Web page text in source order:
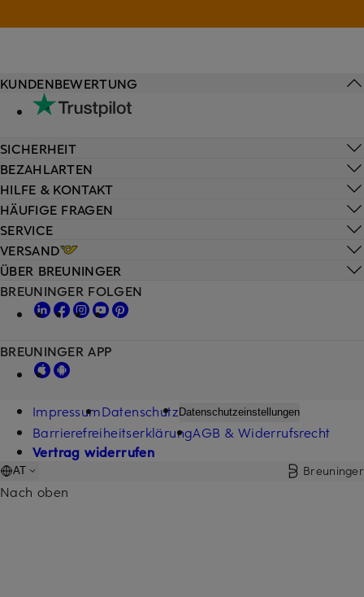
HILFE & KONTAKT
HÄUFIGE FRAGEN
SERVICE
VERSAND
KUNDENBEWERTUNG
SICHERHEIT
BEZAHLARTEN
ÜBER BREUNINGER
BREUNINGER FOLGEN
BREUNINGER APP
ImpressumDatenschutz Datenschutzeinstellungen
BarrierefreiheitserklärungAGB & Widerrufsrecht
Vertrag widerrufen
AT Breuninger
Nach oben